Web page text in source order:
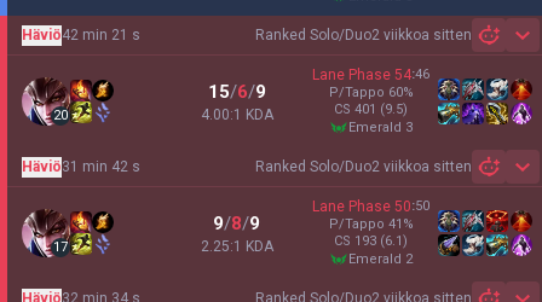
Ranked Solo/Duo2 viikkoa sitten
Häviö42 min 21 s
20
15/6/9
4.00:1 KDA
Lane Phase 54:46
P/Tappo 60%
CS 401 (9.5)
emerald 3
Ranked Solo/Duo2 viikkoa sitten
Häviö31 min 42 s
17
9/8/9
2.25:1 KDA
Lane Phase 50:50
P/Tappo 41 %
CS 193 (6.1)
emerald 2
Ranked Solo/Duo2 viikkoa sitten
Häviö32 min 34 s